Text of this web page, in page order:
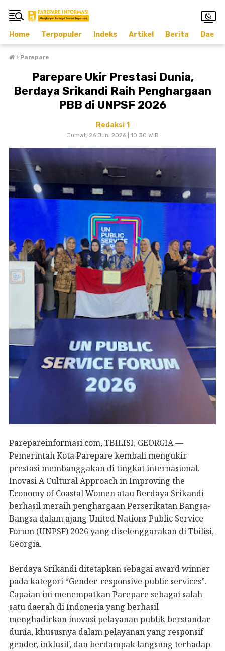
Home Terpopuler Indeks Artikel Berita
› Parepare
Parepare Ukir Prestasi Dunia,
Berdaya Srikandi Raih Penghargaan
PBB di UNPSF 2026
Redaksi 1
Jumat, 26 Juni 2026 | 10.30 WIB
Parepareinformasi.com, TBILISI, GEORGIA —
Pemerintah Kota Parepare kembali mengukir
prestasi membanggakan di tingkat internasional.
Inovasi A Cultural Approach in Improving the
Economy of Coastal Women atau Berdaya Srikandi
berhasil meraih penghargaan Perserikatan Bangsa-
Bangsa dalam ajang United Nations Public Service
Forum (UNPSF) 2026 yang diselenggarakan di Tbilisi,
Georgia.
Berdaya Srikandi ditetapkan sebagai award winner
pada kategori “Gender-responsive public services”.
Capaian ini menempatkan Parepare sebagai salah
satu daerah di Indonesia yang berhasil
menghadirkan inovasi pelayanan publik berstandar
dunia, khususnya dalam pelayanan yang responsif
gender, inklusif, dan berdampak langsung terhadap